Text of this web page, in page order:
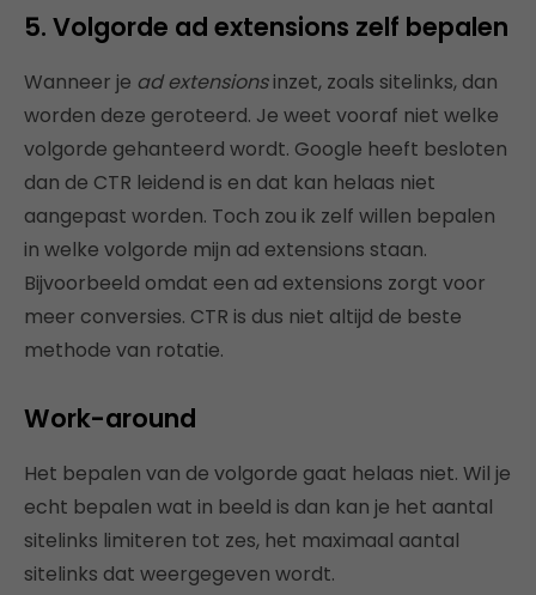
5. Volgorde ad extensions zelf bepalen
Wanneer je ad extensionsinzet, zoals sitelinks, dan
worden deze geroteerd. Je weet vooraf niet welke
volgorde gehanteerd wordt. Google heeft besloten
dan de CTR leidend is en dat kan helaas niet
aangepast worden. Toch zou ik zelf willen bepalen
in welke volgorde mijn ad extensions staan.
Bijvoorbeeld omdat een ad extensions zorgt voor
meer conversies. CTR is dus niet altijd de beste
methode van rotatie.
Work-around
Het bepalen van de volgorde gaat helaas niet. Wil je
echt bepalen wat in beeld is dan kan je het aantal
sitelinks limiteren tot zes, het maximaal aantal
sitelinks dat weergegeven wordt.